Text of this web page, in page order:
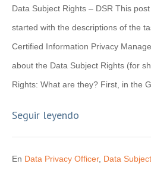
Data Subject Rights – DSR This
started with the descriptions of the
Certified Information Privacy
about the Data Subject Rights (for
Rights: What are they? First, in the
Seguir leyendo
En Data Privacy Officer, Data